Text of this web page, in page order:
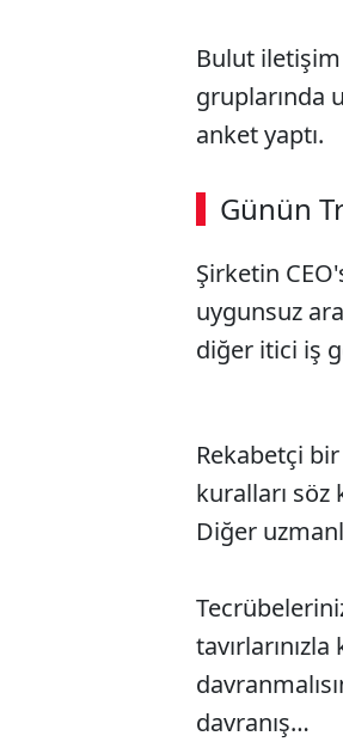
Bulut iletişim
gruplarında
anket yaptı.
Günün
Şirketin
uygunsuz
diğer itici iş
Rekabetçi
kuralları
Diğer
davranış…